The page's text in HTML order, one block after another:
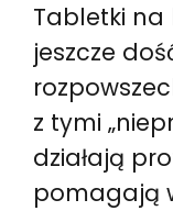
Tabletki na
jeszcze
z tymi
działają
pomagają